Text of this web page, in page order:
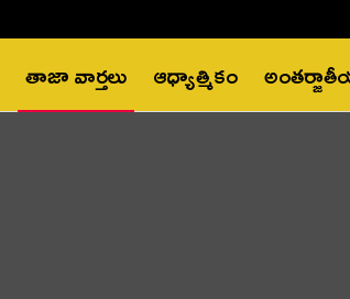
తాజా వార్తలు ఆధ్యాత్మికం